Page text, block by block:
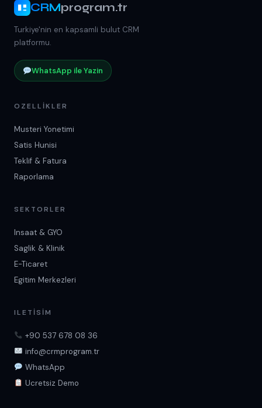
CRMprogram.tr
Turkiye'nin en kapsamli bulut CRM
platformu.
WhatsApp ile Yazin
OZELLIKLER
Musteri Yonetimi
Satis Hunisi
Teklif & Fatura
Raporlama
SEKTORLER
Insaat & GYO
Saglik & Klinik
E-Ticaret
Egitim Merkezleri
ILETISIM
+90 537 678 08 36
info@crmprogram.tr
WhatsApp
Ucretsiz Demo